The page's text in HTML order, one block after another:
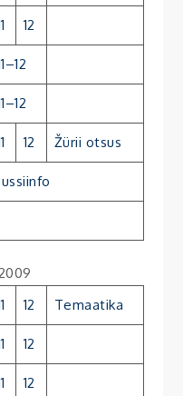
12
12 Žürii otsus
12 Temaatika
12
12